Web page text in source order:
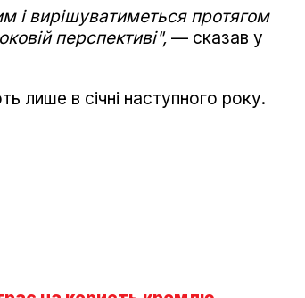
і вирішуватиметься протягом
перспективі", — сказав у
лише в січні наступного року.